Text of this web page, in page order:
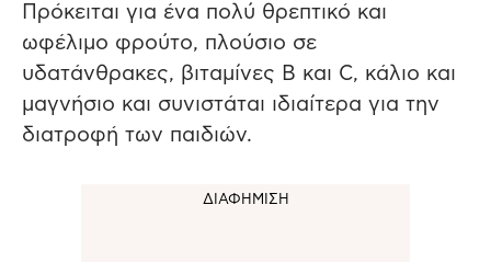
Πρόκειται για ένα πολύ θρεπτικό και
ωφέλιμο φρούτο, πλούσιο σε
υδατάνθρακες, βιταμίνες Β και C, κάλιο και
μαγνήσιο και συνιστάται ιδιαίτερα για την
διατροφή των παιδιών.